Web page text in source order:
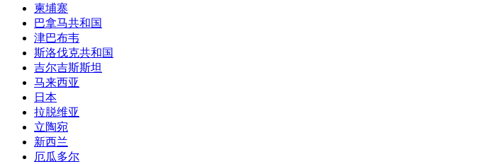
柬埔寨
巴拿马共和国
津巴布韦
斯洛伐克共和国
吉尔吉斯斯坦
马来西亚
日本
拉脱维亚
立陶宛
新西兰
厄瓜多尔